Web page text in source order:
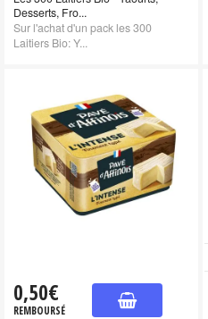
Desserts, Fro...
Sur l'achat d'un pack les 300
Laitiers Bio: Y...
0,50€
REMBOURSÉ